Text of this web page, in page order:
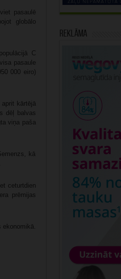
pasaulē
globālo
C
pasaule
000 eiro)
kārtējā
dēļ balvas
viņa paša
kā
ceturtdien
prēmijas
ekonomikā.
Reklāma